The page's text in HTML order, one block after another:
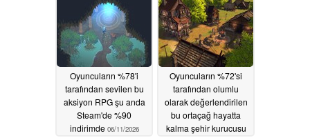
Oyuncuların %78'i
tarafından sevilen bu
aksiyon RPG şu anda
Steam'de %90
indirimde 06/11/2026
Oyuncuların %72'si
tarafından olumlu
olarak değerlendirilen
bu ortaçağ hayatta
kalma şehir kurucusu